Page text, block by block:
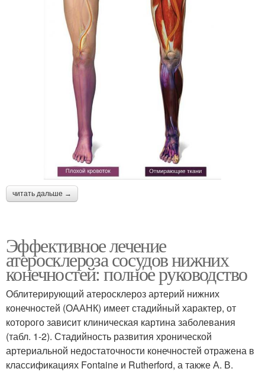
читать дальше →
Эффективное лечение
атеросклероза сосудов нижних
конечностей: полное руководство
Облитерирующий атеросклероз артерий нижних
конечностей (ОААНК) имеет стадийный характер, от
которого зависит клиническая картина заболевания
(табл. 1-2). Стадийность развития хронической
артериальной недостаточности конечностей отражена в
классификациях Fontaine и Rutherford, а также А. В.